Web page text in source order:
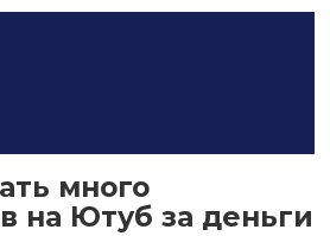
много
на Ютуб за деньги